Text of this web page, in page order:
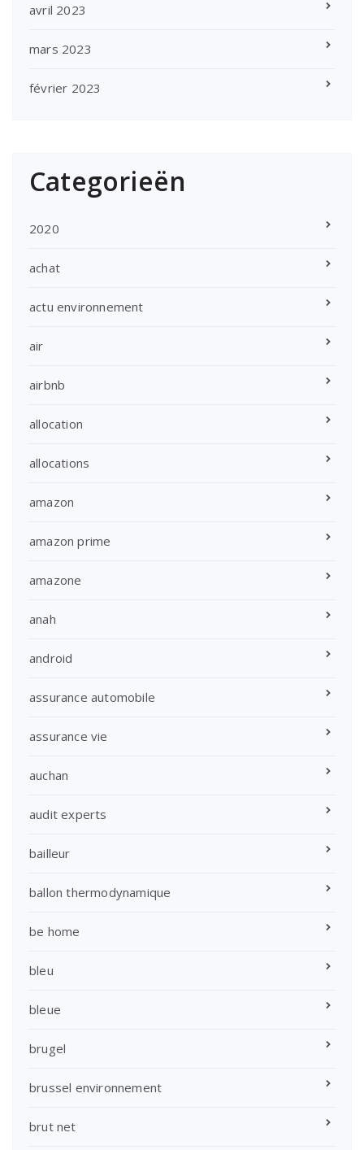
avril 2023
mars 2023
février 2023
Categorieën
2020
achat
actu environnement
air
airbnb
allocation
allocations
amazon
amazon prime
amazone
anah
android
assurance automobile
assurance vie
auchan
audit experts
bailleur
ballon thermodynamique
be home
bleu
bleue
brugel
brussel environnement
brut net